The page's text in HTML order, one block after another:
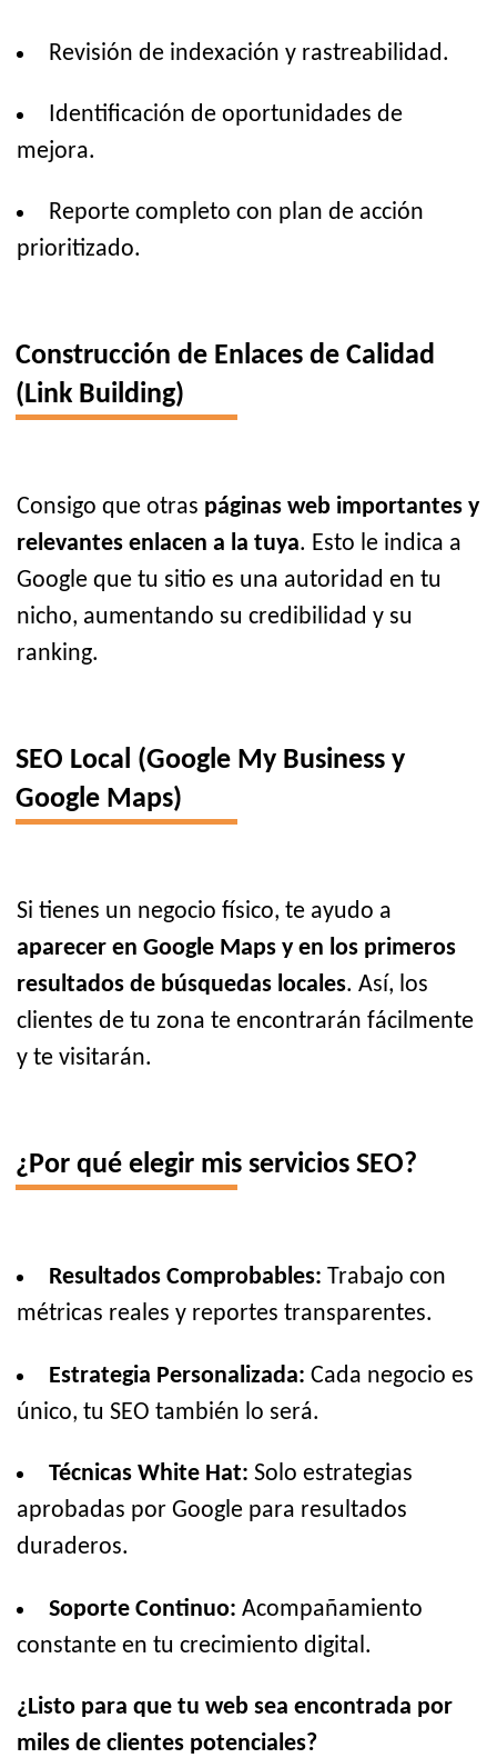
Revisión de indexación y rastreabilidad.
Identificación de oportunidades de
mejora.
Reporte completo con plan de acción
prioritizado.
Construcción de Enlaces de Calidad
(Link Building)
Consigo que otras páginas web importantes y
relevantes enlacen a la tuya. Esto le indica a
Google que tu sitio es una autoridad en tu
nicho, aumentando su credibilidad y su
ranking.
SEO Local (Google My Business y
Google Maps)
Si tienes un negocio físico, te ayudo a
aparecer en Google Maps y en los primeros
resultados de búsquedas locales. Así, los
clientes de tu zona te encontrarán fácilmente
y te visitarán.
¿Por qué elegir mis servicios SEO?
Resultados Comprobables: Trabajo con
métricas reales y reportes transparentes.
Estrategia Personalizada: Cada negocio es
único, tu SEO también lo será.
Técnicas White Hat: Solo estrategias
aprobadas por Google para resultados
duraderos.
Soporte Continuo: Acompañamiento
constante en tu crecimiento digital.
¿Listo para que tu web sea encontrada por
miles de clientes potenciales?